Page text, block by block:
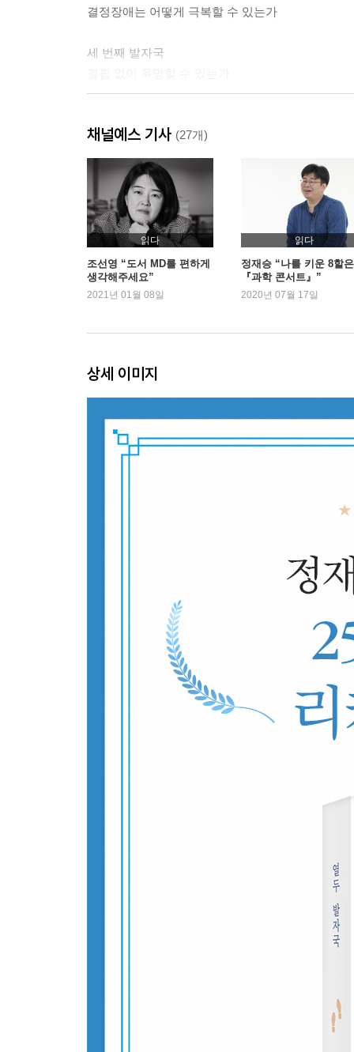
결정장애는 어떻게 극복할 수 있는가
세 번째 발자국
인간에게 놀이란 무엇인가
다섯 번째 발자국
우리 뇌도 ‘새로고침’ 할 수 있을까
여섯 번째 발자국
우리는 왜 미신에 빠져드는가
2부 아직 오지 않은 세상을 상상하는 일
창의적인 사람들의 뇌에서는 무슨 일이 벌어지는가
여덟 번째 발자국
인공지능 시대, 인간 지성의 미래는?
제4차 산업혁명 시대, 미래의 기회는 어디에 있는가
열한 번째 발자국
순응하지 않는 사람들은 어떻게 세상에 도전하는가
열두 번째 발자국
뇌라는 우주를 탐험하며, 칼 세이건을 추억하다
채널예스 기사 (27개)
읽다
조선영 “도서 MD를 편하게
생각해주세요”
2021년 01월 08일
읽다
정재승 “나를 키운 8할은
『과학 콘서트』”
2020년 07월 17일
상세 이미지